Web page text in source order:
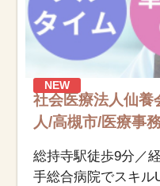
NEW
社会医療法人仙
人/高槻市/医療事
総持寺駅徒歩9分／
手総合病院でスキル